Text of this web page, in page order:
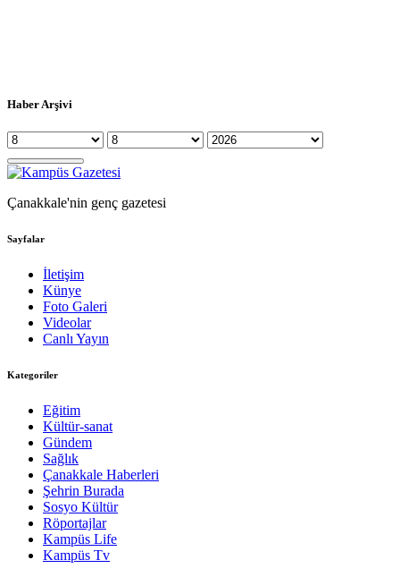
Haber Arşivi
Çanakkale'nin genç gazetesi
Sayfalar
İletişim
Künye
Foto Galeri
Videolar
Canlı Yayın
Kategoriler
Eğitim
Kültür-sanat
Gündem
Sağlık
Çanakkale Haberleri
Şehrin Burada
Sosyo Kültür
Röportajlar
Kampüs Life
Kampüs Tv